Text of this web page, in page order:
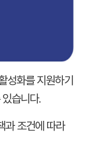
성화를 지원하기
습니다.
과 조건에 따라